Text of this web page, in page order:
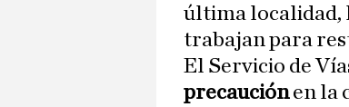
última localidad,
trabajan para
El Servicio de
precauciónen la